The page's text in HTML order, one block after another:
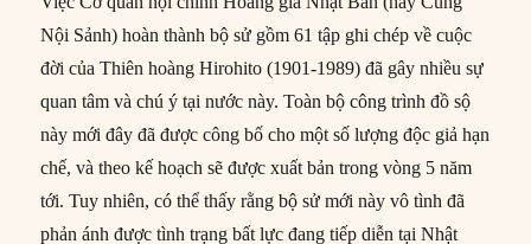
Nội Sảnh) hoàn thành bộ sử gồm 61 tập ghi chép về cuộc
đời của Thiên hoàng Hirohito (1901-1989) đã gây nhiều sự
quan tâm và chú ý tại nước này. Toàn bộ công trình đồ sộ
này mới đây đã được công bố cho một số lượng độc giả hạn
chế, và theo kế hoạch sẽ được xuất bản trong vòng 5 năm
tới. Tuy nhiên, có thể thấy rằng bộ sử mới này vô tình đã
phản ánh được tình trạng bất lực đang tiếp diễn tại Nhật